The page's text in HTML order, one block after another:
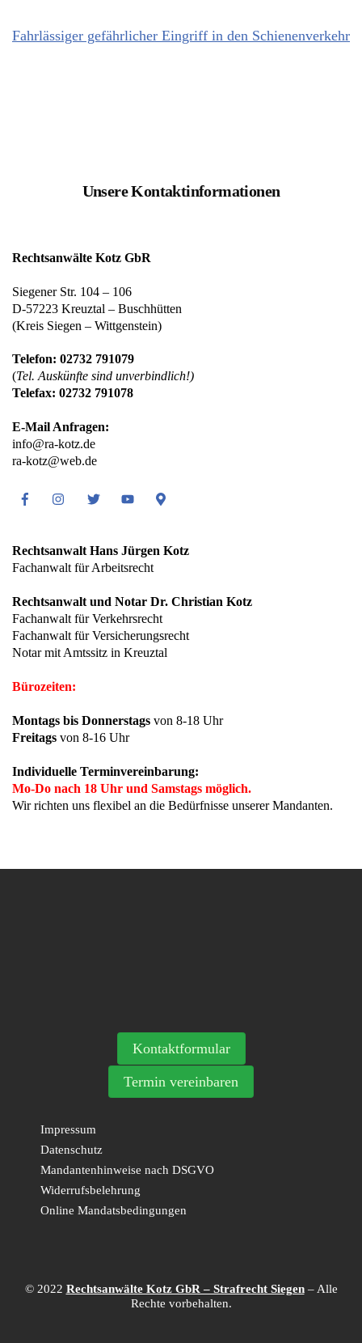
Fahrlässiger gefährlicher Eingriff in den Schienenverkehr
Unsere Kontaktinformationen
Rechtsanwälte Kotz GbR
Siegener Str. 104 – 106
D-57223 Kreuztal – Buschhütten
(Kreis Siegen – Wittgenstein)
Telefon: 02732 791079
(Tel. Auskünfte sind unverbindlich!)
Telefax: 02732 791078
E-Mail Anfragen:
info@ra-kotz.de
ra-kotz@web.de
FacebookInstagramTwitter Youtube Google
Rechtsanwalt Hans Jürgen Kotz
Fachanwalt für Arbeitsrecht
Rechtsanwalt und Notar Dr. Christian Kotz
Fachanwalt für Verkehrsrecht
Fachanwalt für Versicherungsrecht
Notar mit Amtssitz in Kreuztal
Bürozeiten:
Montags bis Donnerstags von 8-18 Uhr
Freitags von 8-16 Uhr
Individuelle Terminvereinbarung:
Mo-Do nach 18 Uhr und Samstags möglich.
Wir richten uns flexibel an die Bedürfnisse unserer Mandanten.
Kontaktformular
Termin vereinbaren
Impressum
Datenschutz
Mandantenhinweise nach DSGVO
Widerrufsbelehrung
Online Mandatsbedingungen
© 2022 Rechtsanwälte Kotz GbR – Strafrecht Siegen– Alle
Rechte vorbehalten.